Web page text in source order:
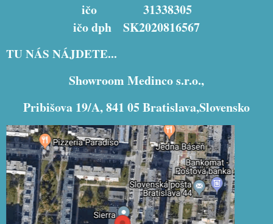
ičo 31338305
ičo dph SK2020816567
TU NÁS NÁJDETE...
Showroom Medinco s.r.o.,
Pribišova 19/A, 841 05 Bratislava,Slovensko
Externý obsah je blokovaný Voľbami
súkromia
Prajete si načítať externý obsah?